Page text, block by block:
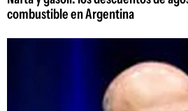
combustible en Argentina